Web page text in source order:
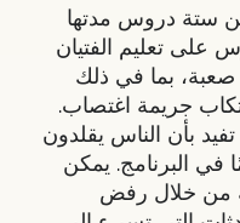
ستة دروس مدتها
على تعليم الفتيان
صعبة، بما في ذلك
جريمة اغتصاب.
بأن الناس يقلدون
في البرنامج. يمكن
من خلال رفض